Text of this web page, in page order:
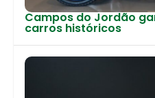
Campos do Jordão
carros históricos